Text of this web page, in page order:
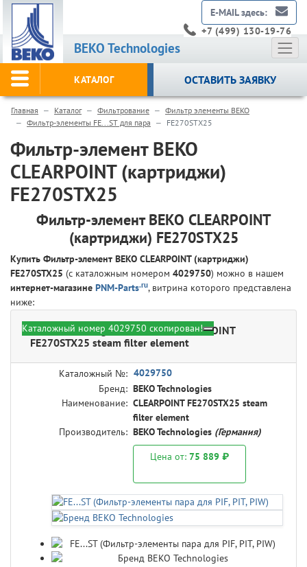
BEKO Technologies
E-MAIL здесь:
+7 (499) 130-19-76
КАТАЛОГ ОСТАВИТЬ ЗАЯВКУ
Главная Каталог Фильтрование
Фильтр элементы BEKO
Фильтр-элементы FE...ST для пара
FE270STX25
Фильтр-элемент BEKO
CLEARPOINT (картриджи)
FE270STX25
Фильтр-элемент BEKO CLEARPOINT
(картриджи) FE270STX25
Купить Фильтр-элемент BEKO CLEARPOINT (картриджи)
FE270STX25 (с каталожным номером 4029750) можно в нашем
интернет-магазине PNM-Parts.ru, витрина которого представлена
ниже:
BEKO Technologies 4029750 - CLEARPOINT
FE270STX25 steam filter element
Каталожный №: 4029750
Бренд: BEKO Technologies
Наименование: CLEARPOINT FE270STX25 steam
filter element
Производитель: BEKO Technologies (Германия)
Цена от: 75 889 ₽
Каталожный номер 4029750 скопирован!